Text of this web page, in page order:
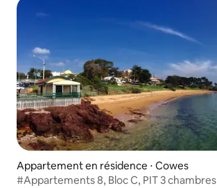
Appartement en résidence ⋅ Cowes
#Appartements 8, Bloc C, PIT 3 chambres